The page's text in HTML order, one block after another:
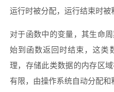
运行时被分配，运行结束时被
对于函数中的变量，其生命
始到函数返回时结束，这类
理，存储此类数据的内存区
有限，由操作系统自动分配和